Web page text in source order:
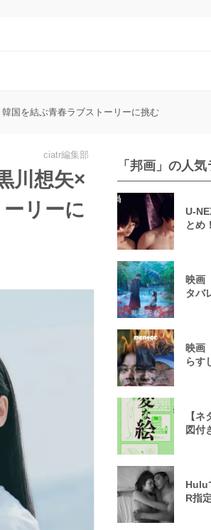
国を結ぶ青春ラブストーリーに挑む
ciatr編集部
川想矢×
リーに
「邦画」の人
U-
とめ
映画
タバ
映画
らす
メン
【
図付
Hulu
R指